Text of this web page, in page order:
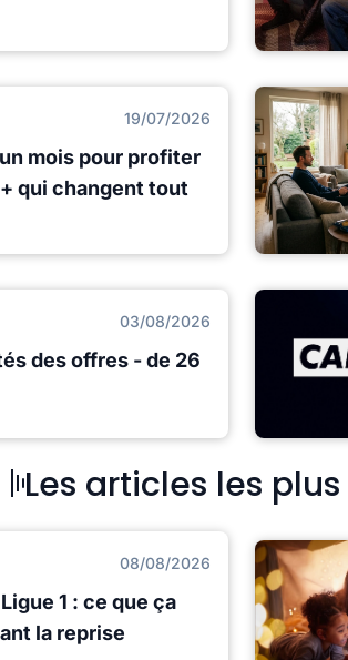
19/07/2026
mois pour profiter
qui changent tout
03/08/2026
des offres - de 26
Les articles les
08/08/2026
1 : ce que ça
la reprise